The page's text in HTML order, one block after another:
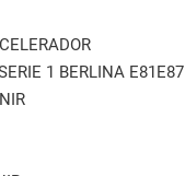
1 BERLINA E81E87